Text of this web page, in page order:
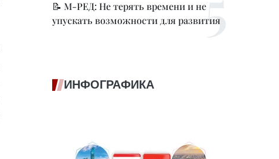
📝 М-РЕД: Не терять времени и не
упускать возможности для развития
ИНФОГРАФИКА